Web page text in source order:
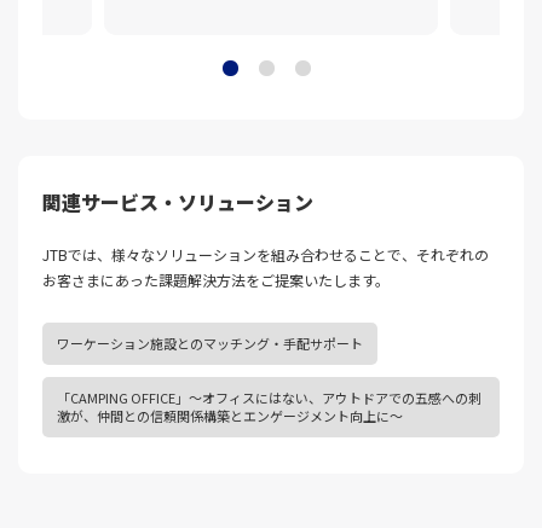
関連サービス・ソリューション
JTBでは、様々なソリューションを組み合わせることで、それぞれの
お客さまにあった課題解決⽅法をご提案いたします。
ワーケーション施設とのマッチング・手配サポート
「CAMPING OFFICE」～オフィスにはない、アウトドアでの五感への刺
激が、仲間との信頼関係構築とエンゲージメント向上に～